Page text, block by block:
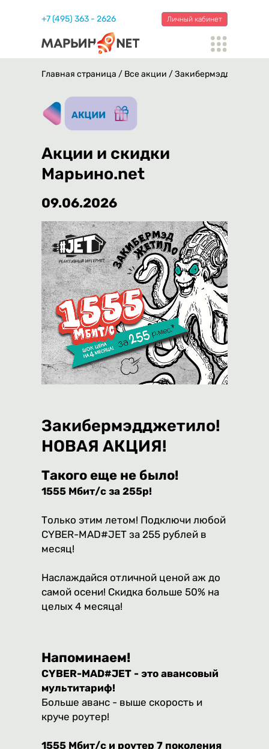
+7 (495) 363 - 2626 Личный кабинет
Главная страница / Все акции /Закибермэдджетило!
Акции и скидки
Марьино.net
09.06.2026
Закибермэдджетило!
НОВАЯ АКЦИЯ!
Такого еще не было!
1555 Мбит/с за 255р!
Только этим летом! Подключи любой
CYBER-MAD#JET за 255 рублей в
месяц!
Наслаждайся отличной ценой аж до
самой осени! Скидка больше 50% на
целых 4 месяца!
Напоминаем!
CYBER-MAD#JET - это авансовый
мультитариф!
Больше аванс - выше скорость и
круче роутер!
1555 Мбит/с и роутер 7 поколения